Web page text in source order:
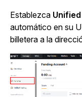
Establezca
automático en su
billetera a la